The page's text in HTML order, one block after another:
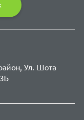
Ул. Шота